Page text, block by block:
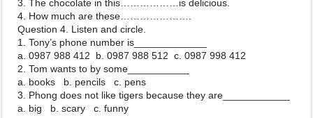
3. The chocolate in this………………is delicious.
4. How much are these………………….
Question 4. Listen and circle.
1. Tony’s phone number is_____________
a. 0987 988 412 b. 0987 988 512 c. 0987 998 412
2. Tom wants to by some___________
a. books b. pencils c. pens
3. Phong does not like tigers because they are____________
a. big b. scary c. funny